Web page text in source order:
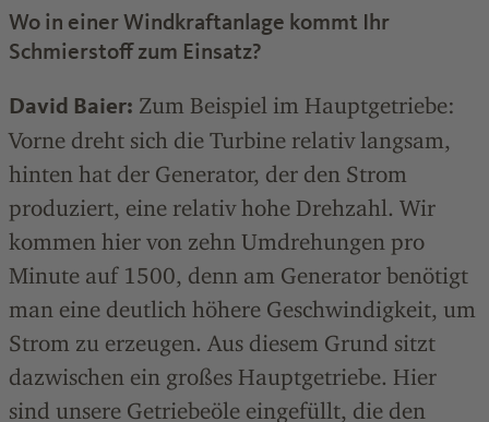
Wo in einer Windkraftanlage kommt Ihr
Schmierstoff zum Einsatz?
David Baier: Zum Beispiel im Hauptgetriebe:
Vorne dreht sich die Turbine relativ langsam,
hinten hat der Generator, der den Strom
produziert, eine relativ hohe Drehzahl. Wir
kommen hier von zehn Umdrehungen pro
Minute auf 1500, denn am Generator benötigt
man eine deutlich höhere Geschwindigkeit, um
Strom zu erzeugen. Aus diesem Grund sitzt
dazwischen ein großes Hauptgetriebe. Hier
sind unsere Getriebeöle eingefüllt, die den